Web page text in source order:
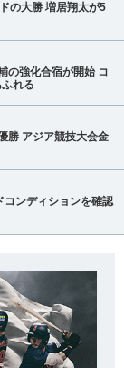
の大勝 増居翔太が5
の強化合宿が開始 コ
れる
勝 アジア競技大会金
コンディションを確認